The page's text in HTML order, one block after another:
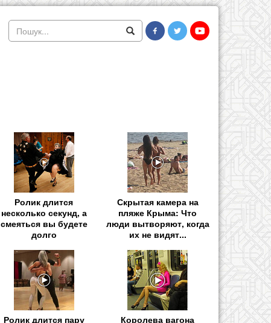
Ролик длится
несколько секунд, а
смеяться вы будете
долго
Скрытая камера на
пляже Крыма: Что
люди вытворяют, когда
их не видят...
Ролик длится пару
Королева вагона